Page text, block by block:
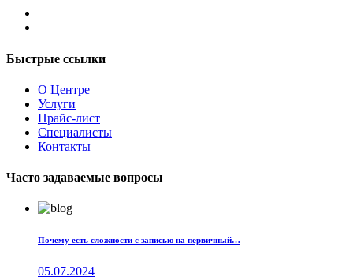
Быстрые ссылки
О Центре
Услуги
Прайс-лист
Специалисты
Контакты
Часто задаваемые вопросы
Почему есть сложности с записью на первичный…
05.07.2024